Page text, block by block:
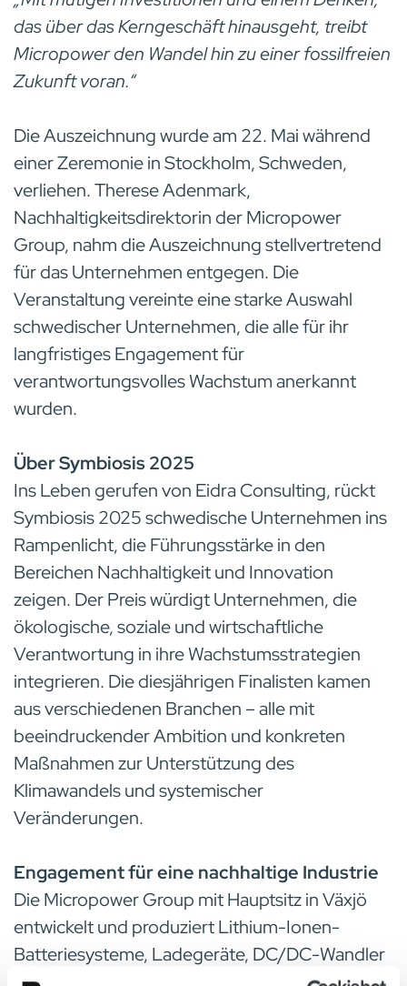
das über das Kerngeschäft hinausgeht, treibt
Micropower den Wandel hin zu einer fossilfreien
Zukunft voran.“
Die Auszeichnung wurde am 22. Mai während
einer Zeremonie in Stockholm, Schweden,
verliehen. Therese Adenmark,
Nachhaltigkeitsdirektorin der Micropower
Group, nahm die Auszeichnung stellvertretend
für das Unternehmen entgegen. Die
Veranstaltung vereinte eine starke Auswahl
schwedischer Unternehmen, die alle für ihr
langfristiges Engagement für
verantwortungsvolles Wachstum anerkannt
wurden.
Über Symbiosis 2025
Ins Leben gerufen von Eidra Consulting, rückt
Symbiosis 2025 schwedische Unternehmen ins
Rampenlicht, die Führungsstärke in den
Bereichen Nachhaltigkeit und Innovation
zeigen. Der Preis würdigt Unternehmen, die
ökologische, soziale und wirtschaftliche
Verantwortung in ihre Wachstumsstrategien
integrieren. Die diesjährigen Finalisten kamen
aus verschiedenen Branchen – alle mit
beeindruckender Ambition und konkreten
Maßnahmen zur Unterstützung des
Klimawandels und systemischer
Veränderungen.
Engagement für eine nachhaltige Industrie
Die Micropower Group mit Hauptsitz in Växjö
entwickelt und produziert Lithium-Ionen-
Batteriesysteme, Ladegeräte, DC/DC-Wandler